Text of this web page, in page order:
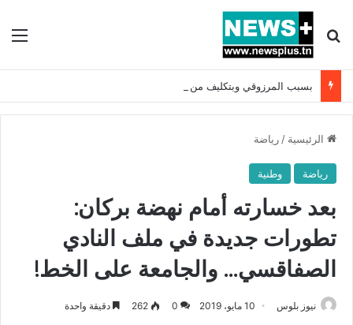
بحث عن
الرئيسية / رياضة
رياضة وطنية
بعد خسارته أمام نهضة بركان:
تطورات جديدة في ملف النادي
الصفاقسي… والجامعة على الخط!
نيوز بلوس 10 مايو، 2019 0
262 دقيقة واحدة